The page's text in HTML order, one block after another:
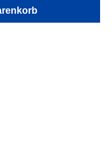
Wert ein